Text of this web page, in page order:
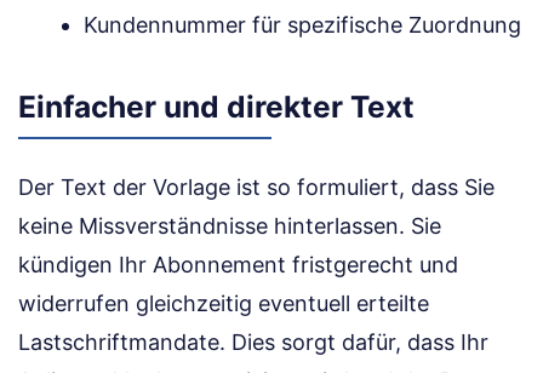
Kundennummer für spezifische Zuordnung
Einfacher und direkter Text
Der Text der Vorlage ist so formuliert, dass Sie
keine Missverständnisse hinterlassen. Sie
kündigen Ihr Abonnement fristgerecht und
widerrufen gleichzeitig eventuell erteilte
Lastschriftmandate. Dies sorgt dafür, dass Ihr